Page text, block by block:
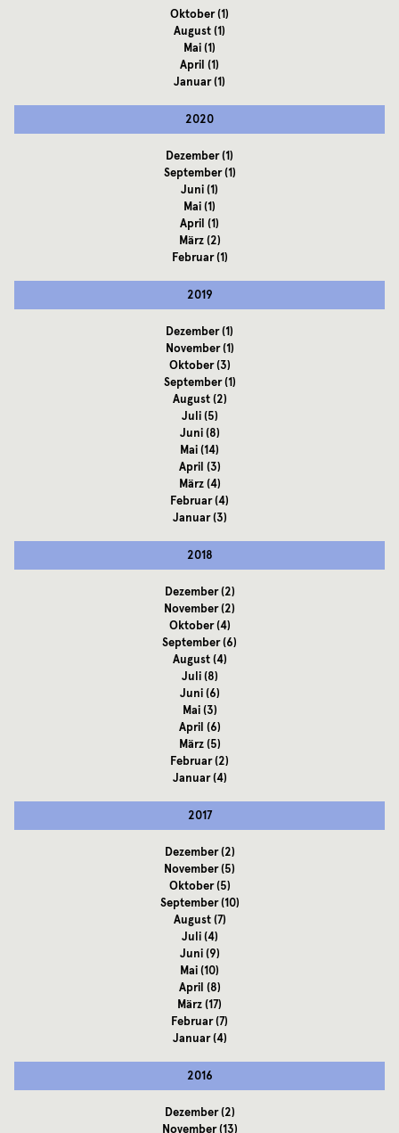
Oktober(1)
August(1)
Mai(1)
April (1)
Januar(1)
2020
Dezember(1)
September(1)
Juni(1)
Mai(1)
April (1)
März(2)
Februar(1)
2019
Dezember(1)
November(1)
Oktober(3)
September(1)
August(2)
Juli(5)
Juni(8)
Mai(14)
April (3)
März(4)
Februar(4)
Januar(3)
2018
Dezember(2)
November(2)
Oktober(4)
September(6)
August(4)
Juli(8)
Juni(6)
Mai(3)
April (6)
März(5)
Februar(2)
Januar(4)
2017
Dezember(2)
November(5)
Oktober(5)
September(10)
August(7)
Juli(4)
Juni(9)
Mai(10)
April (8)
März(17)
Februar(7)
Januar(4)
2016
Dezember(2)
November(13)